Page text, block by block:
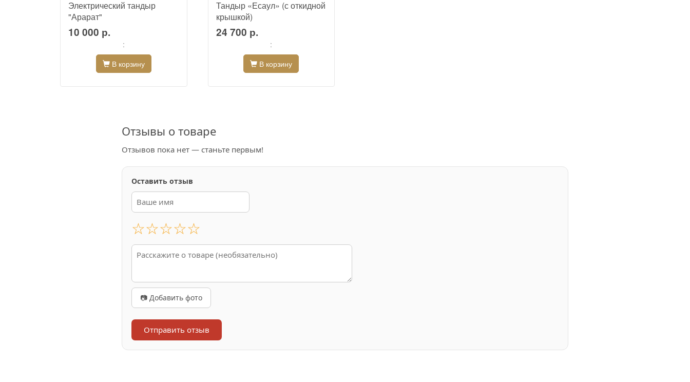
Электрический тандыр
"Арарат"
10 000 р.
:
В корзину
Тандыр «Есаул» (с откидной
крышкой)
24 700 р.
:
В корзину
Отзывы о товаре
Отзывов пока нет — станьте первым!
Оставить отзыв
☆☆☆☆☆
📷 Добавить фото
Отправить отзыв